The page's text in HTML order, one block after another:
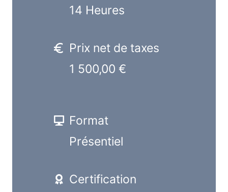
14 Heures
Prix net de taxes
1 500,00 €
Format
Présentiel
Certification